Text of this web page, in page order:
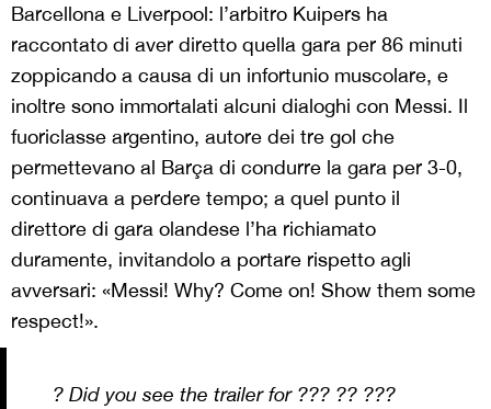
Barcellona e Liverpool: l’arbitro Kuipers ha
raccontato di aver diretto quella gara per 86 minuti
zoppicando a causa di un infortunio muscolare, e
inoltre sono immortalati alcuni dialoghi con Messi. Il
fuoriclasse argentino, autore dei tre gol che
permettevano al Barça di condurre la gara per 3-0,
continuava a perdere tempo; a quel punto il
direttore di gara olandese l’ha richiamato
duramente, invitandolo a portare rispetto agli
avversari: «Messi! Why? Come on! Show them some
respect!».
? Did you see the trailer for ??? ?? ???